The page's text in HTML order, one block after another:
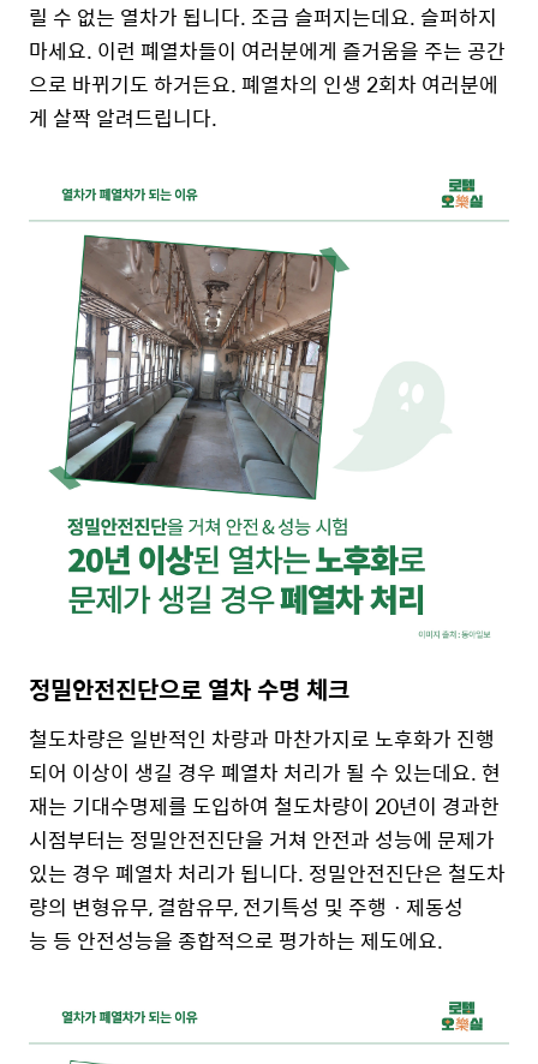
릴 수 없는 열차가 됩니다. 조금 슬퍼지는데요. 슬퍼하지
마세요. 이런 폐열차들이 여러분에게 즐거움을 주는 공간
으로 바뀌기도 하거든요. 폐열차의 인생 2회차 여러분에
게 살짝 알려드립니다.
정밀안전진단으로 열차 수명 체크
철도차량은 일반적인 차량과 마찬가지로 노후화가 진행
되어 이상이 생길 경우 폐열차 처리가 될 수 있는데요. 현
재는 기대수명제를 도입하여 철도차량이 20년이 경과한
시점부터는 정밀안전진단을 거쳐 안전과 성능에 문제가
있는 경우 폐열차 처리가 됩니다. 정밀안전진단은 철도차
량의 변형유무, 결함유무, 전기특성 및 주행ㆍ제동성
능 등 안전성능을 종합적으로 평가하는 제도에요.